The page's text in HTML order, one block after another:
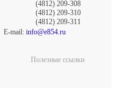
(4812) 209-308
(4812) 209-310
(4812) 209-311
E-mail: info@e854.ru
Полезные ссылки